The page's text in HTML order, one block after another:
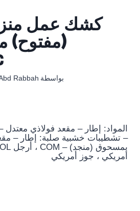
كشك عمل
بواسطة Rabbah
المواد: إطار – مقعد فولاذي
– تشطيبات خشبية صلبة: إطار –
أمريكي ، جوز أمريكي